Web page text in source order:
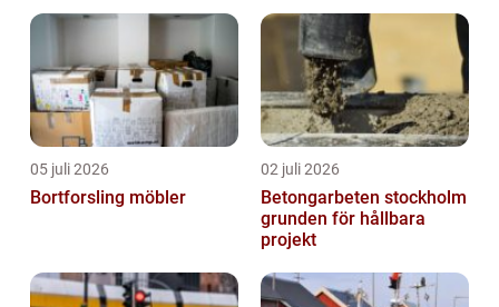
05 juli 2026
Bortforsling möbler
02 juli 2026
Betongarbeten stockholm
grunden för hållbara
projekt